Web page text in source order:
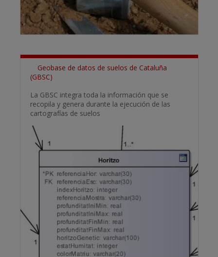
Geobase de datos de suelos de Cataluña
(GBSC)
La GBSC integra toda la información que se
recopila y genera durante la ejecución de las
cartografías de suelos